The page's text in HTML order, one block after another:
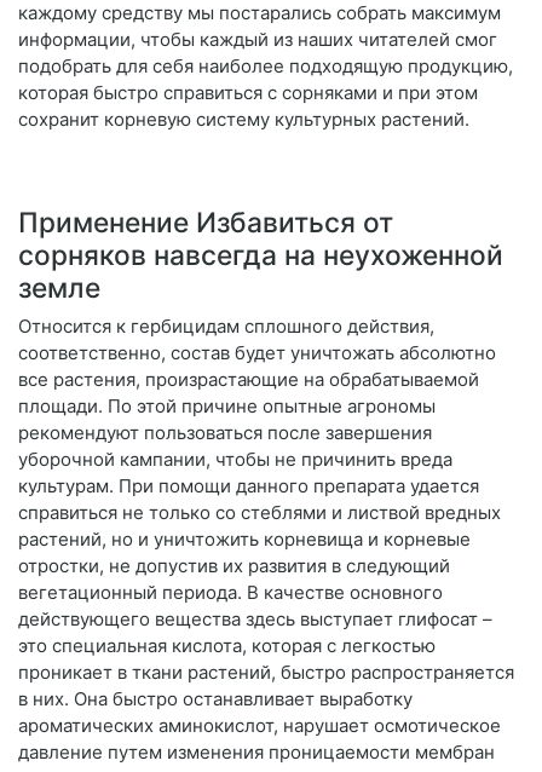
каждому средству мы постарались собрать максимум
информации, чтобы каждый из наших читателей смог
подобрать для себя наиболее подходящую продукцию,
которая быстро справиться с сорняками и при этом
сохранит корневую систему культурных растений.
Применение Избавиться от
сорняков навсегда на неухоженной
земле
Относится к гербицидам сплошного действия,
соответственно, состав будет уничтожать абсолютно
все растения, произрастающие на обрабатываемой
площади. По этой причине опытные агрономы
рекомендуют пользоваться после завершения
уборочной кампании, чтобы не причинить вреда
культурам. При помощи данного препарата удается
справиться не только со стеблями и листвой вредных
растений, но и уничтожить корневища и корневые
отростки, не допустив их развития в следующий
вегетационный периода. В качестве основного
действующего вещества здесь выступает глифосат –
это специальная кислота, которая с легкостью
проникает в ткани растений, быстро распространяется
в них. Она быстро останавливает выработку
ароматических аминокислот, нарушает осмотическое
давление путем изменения проницаемости мембран